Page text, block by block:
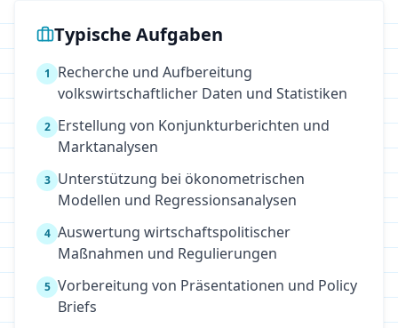
Typische Aufgaben
1
Recherche und Aufbereitung
volkswirtschaftlicher Daten und Statistiken
2 Erstellung von Konjunkturberichten und
Marktanalysen
3 Unterstützung bei ökonometrischen
Modellen und Regressionsanalysen
4 Auswertung wirtschaftspolitischer
Maßnahmen und Regulierungen
5 Vorbereitung von Präsentationen und Policy
Briefs